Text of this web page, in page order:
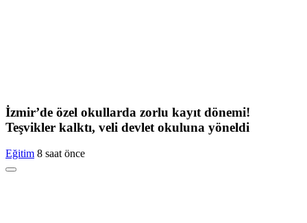
İzmir’de özel okullarda zorlu kayıt dönemi!
Teşvikler kalktı, veli devlet okuluna yöneldi
Eğitim 8 saat önce